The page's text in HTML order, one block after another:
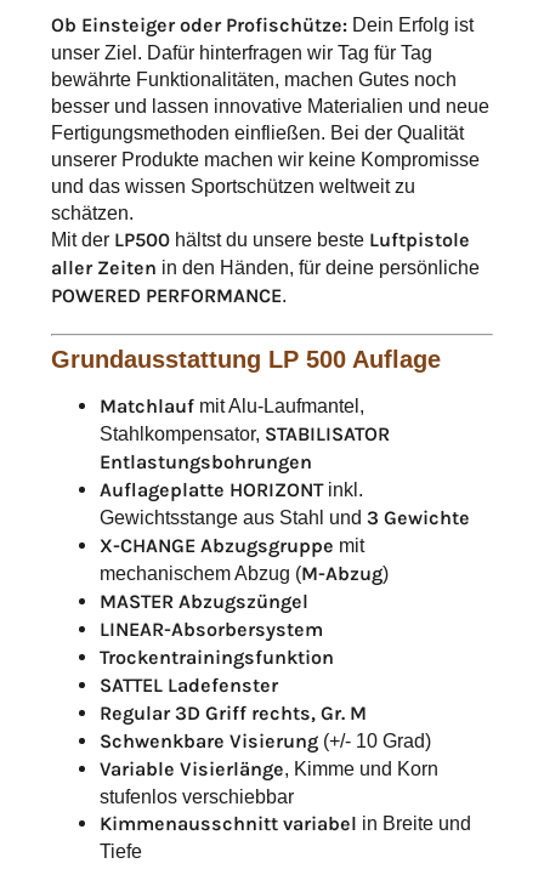
Ob Einsteiger oder Profischütze:Dein Erfolg ist
unser Ziel. Dafür hinterfragen wir Tag für Tag
bewährte Funktionalitäten, machen Gutes noch
besser und lassen innovative Materialien und neue
Fertigungsmethoden einfließen. Bei der Qualität
unserer Produkte machen wir keine Kompromisse
und das wissen Sportschützen weltweit zu
schätzen.
Mit der LP500hältst du unsere beste Luftpistole
aller Zeiten in den Händen, für deine persönliche
POWERED PERFORMANCE.
Grundausstattung LP 500 Auflage
Matchlaufmit Alu-Laufmantel,
Stahlkompensator, STABILISATOR
Entlastungsbohrungen
Auflageplatte HORIZONTinkl.
Gewichtsstange aus Stahl und 3 Gewichte
X-CHANGE Abzugsgruppe mit
mechanischem Abzug (M-Abzug)
MASTER Abzugszüngel
LINEAR-Absorbersystem
Trockentrainingsfunktion
SATTEL Ladefenster
Regular 3D Griff rechts, Gr. M
Schwenkbare Visierung(+/- 10 Grad)
Variable Visierlänge, Kimme und Korn
stufenlos verschiebbar
Kimmenausschnitt variabel in Breite und
Tiefe